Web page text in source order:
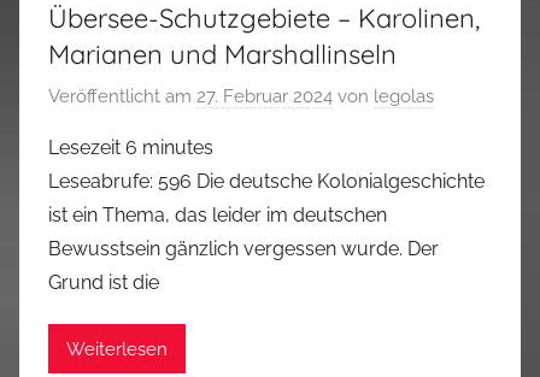
Übersee-Schutzgebiete – Karolinen,
Marianen und Marshallinseln
Veröffentlicht am 27. Februar 2024 von legolas
Lesezeit 6 minutes
Leseabrufe: 596 Die deutsche Kolonialgeschichte
ist ein Thema, das leider im deutschen
Bewusstsein gänzlich vergessen wurde. Der
Grund ist die
Weiterlesen